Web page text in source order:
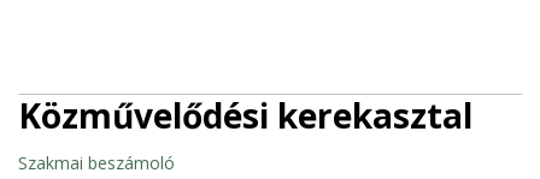
Közművelődési kerekasztal
Szakmai beszámoló